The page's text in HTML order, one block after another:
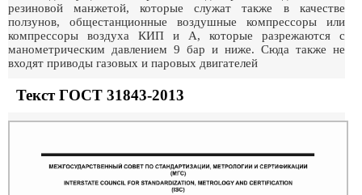
резиновой манжетой, которые служат также в качестве
ползунов, общестанционные воздушные компрессоры или
компрессоры воздуха КИП и А, которые разрежаются с
манометрическим давлением 9 бар и ниже. Сюда также не
входят приводы газовых и паровых двигателей
Текст ГОСТ 31843-2013